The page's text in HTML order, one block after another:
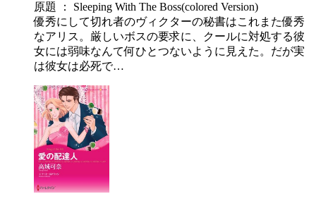
原題 ： Sleeping With The Boss(colored Version)
優秀にして切れ者のヴィクターの秘書はこれまた優秀
なアリス。厳しいボスの要求に、クールに対処する彼
女には弱味なんて何ひとつないように見えた。だが実
は彼女は必死で…